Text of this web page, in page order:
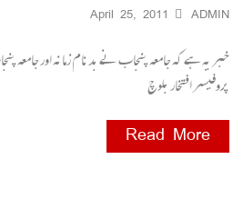
ADMIN
April 25, 2011
خبر یہ ہے کہ جامعہ پنجاب نے بدنام زمانہ اور
پروفیسر افتخار بلوچ
Read More